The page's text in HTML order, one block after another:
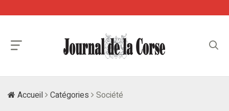
Accueil Catégories Société